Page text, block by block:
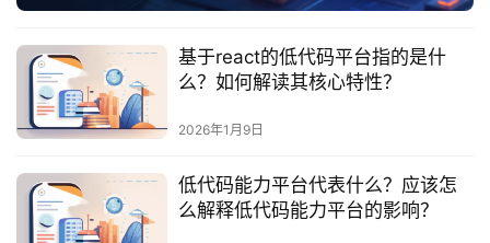
服
与
支
持
了
解
普
基于react的低代码平台指的是什
么？如何解读其核心特性？
2026年1月9日
低代码能力平台代表什么？应该怎
么解释低代码能力平台的影响？